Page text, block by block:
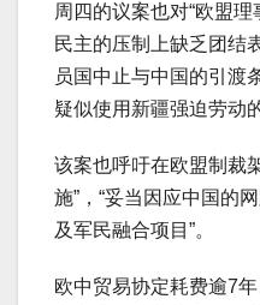
周四的议案也对“欧盟
民主的压制上缺乏团结
员国中止与中国的引渡
疑似使用新疆强迫劳动
该案也呼吁在欧盟制裁
施”，“妥当因应中国的
及军民融合项目”。
欧中贸易协定耗费逾7